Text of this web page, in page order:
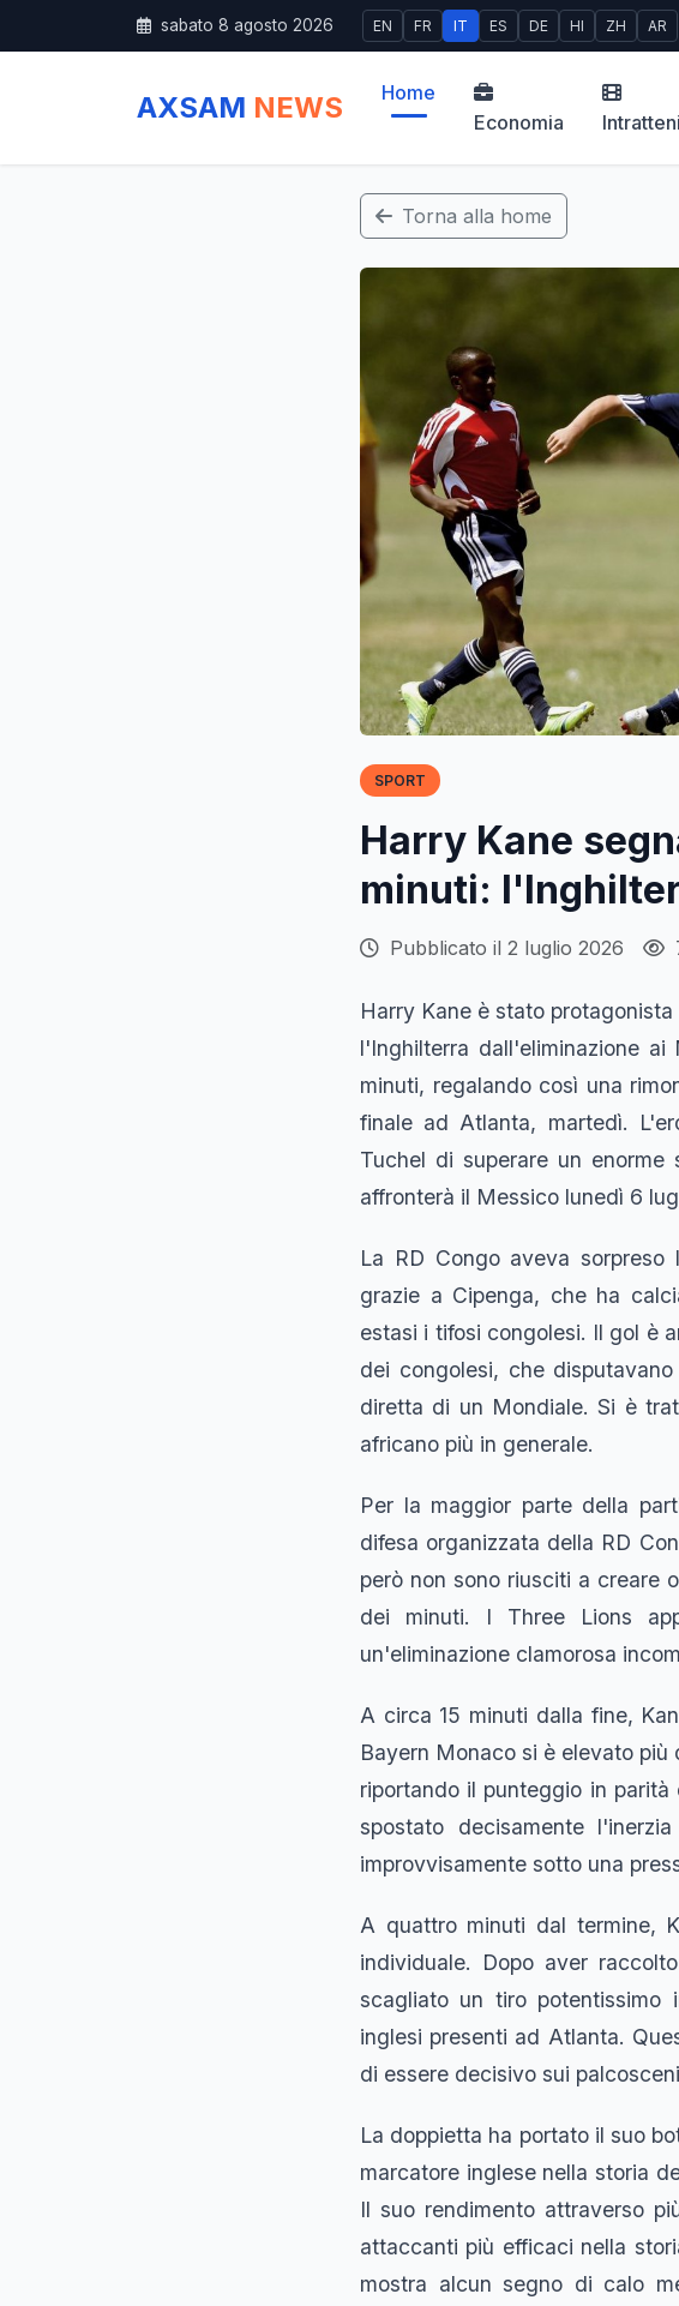
sabato 8 agosto 2026 EN FR IT ES DE HI ZH AR
AXSAM NEWS
Home
Economia
Torna alla home
SPORT
Harry Kane
minuti:
Pubblicato il 2 luglio 2026
Harry Kane è stato
l'Inghilterra dall'eliminazione
minuti, regalando così una
finale ad Atlanta, martedì.
Tuchel di superare un
affronterà il Messico lunedì 6
La RD Congo aveva
grazie a Cipenga, che ha
estasi i tifosi congolesi. Il gol è
dei congolesi, che
diretta di un Mondiale. Si è
africano più in generale.
Per la maggior parte della
difesa organizzata della RD
però non sono riusciti a creare
dei minuti. I Three Lions
un'eliminazione clamorosa
A circa 15 minuti dalla fine,
Bayern Monaco si è elevato
riportando il punteggio in
spostato decisamente
improvvisamente sotto una
A quattro minuti dal termine,
individuale. Dopo aver
scagliato un tiro potentissimo
inglesi presenti ad Atlanta.
di essere decisivo sui
La doppietta ha portato il suo
marcatore inglese nella storia
Il suo rendimento attraverso
attaccanti più efficaci nella
mostra alcun segno di calo